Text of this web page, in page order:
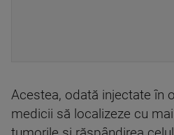
Acestea, odată injectate în
medicii să localizeze cu